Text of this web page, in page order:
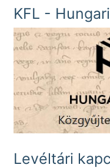
KFL -
Levéltári